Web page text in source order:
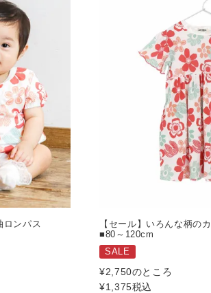
ロンパス
【セール】いろんな柄の
■80～120cm
SALE
¥2,750のところ
¥1,375税込